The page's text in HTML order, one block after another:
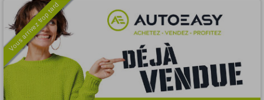
Vous arrivez trop tard